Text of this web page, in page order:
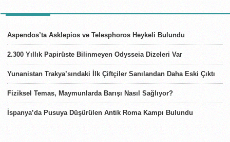
Aspendos’ta Asklepios ve Telesphoros Heykeli Bulundu
2.300 Yıllık Papirüste Bilinmeyen Odysseia Dizeleri Var
Yunanistan Trakya’sındaki İlk Çiftçiler Sanılandan Daha Eski Çıktı
Fiziksel Temas, Maymunlarda Barışı Nasıl Sağlıyor?
İspanya’da Pusuya Düşürülen Antik Roma Kampı Bulundu